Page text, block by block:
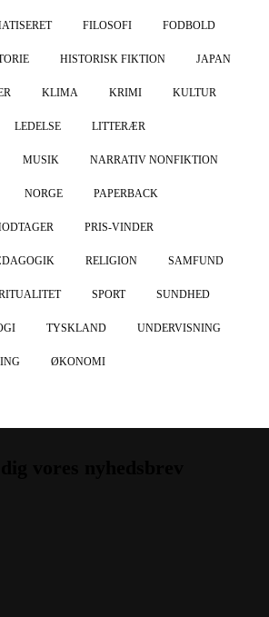
FILOSOFI FODBOLD
HISTORISK FIKTION JAPAN
KLIMA KRIMI KULTUR
LEDELSE LITTERÆR
MUSIK NARRATIV NONFIKTION
NORGE PAPERBACK
PRIS-VINDER
RELIGION SAMFUND
SPORT SUNDHED
TYSKLAND UNDERVISNING
ØKONOMI